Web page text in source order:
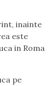
inainte
este
in Roma
pe